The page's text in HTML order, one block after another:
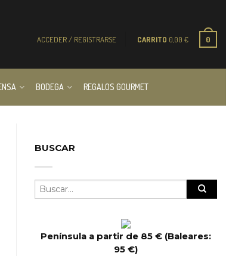
ACCEDER / REGISTRARSE CARRITO 0,00 € 0
BODEGA REGALOS GOURMET
BUSCAR
Península a partir de 85 € (Baleares:
95 €)